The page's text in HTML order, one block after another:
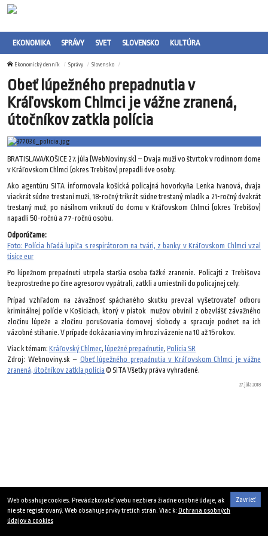
EKONOMIKA SPRÁVY SVET SLOVENSKO KULTÚRA
Ekonomický denník Správy Slovensko
Obeť lúpežného prepadnutia v
Kráľovskom Chlmci je vážne zranená,
útočníkov zatkla polícia
BRATISLAVA/KOŠICE 27. júla (WebNoviny.sk) – Dvaja muži vo štvrtok v rodinnom dome
v Kráľovskom Chlmci (okres Trebišov) prepadli dve osoby.
Ako agentúru SITA informovala košická policajná hovorkyňa Lenka Ivanová, dvaja
viackrát súdne trestaní muži, 18-ročný trikrát súdne trestaný mladík a 21-ročný dvakrát
trestaný muž, po násilnom vniknutí do domu v Kráľovskom Chlmci (okres Trebišov)
napadli 50-ročnú a 77-ročnú osobu.
Odporúčame:
Foto: Polícia hľadá lupiča s respirátorom na tvári, z banky v Kráľovskom Chlmci vzal
tisíce eur
Po lúpežnom prepadnutí utrpela staršia osoba ťažké zranenie. Policajti z Trebišova
bezprostredne po čine agresorov vypátrali, zatkli a umiestnili do policajnej cely.
Prípad vzhľadom na závažnosť spáchaného skutku prevzal vyšetrovateľ odboru
kriminálnej polície v Košiciach, ktorý v piatok mužov obvinil z obzvlášť závažného
zločinu lúpeže a zločinu porušovania domovej slobody a spracuje podnet na ich
väzobné stíhanie. V prípade dokázania viny im hrozí väzenie na 10 až 15 rokov.
Viac k témam: Kráľovský Chlmec, lúpežné prepadnutie, Polícia SR
Zdroj: Webnoviny.sk – Obeť lúpežného prepadnutia v Kráľovskom Chlmci je vážne
zranená, útočníkov zatkla polícia © SITA Všetky práva vyhradené.
27. júla 2018
Zavrieť
Web obsahuje cookies. Prevádzkovateľ webu nezbiera žiadne osobné údaje, ak
nie ste registrovaný. Web obsahuje prvky tretích strán. Viac k: Ochrana osobných
údajov a cookies